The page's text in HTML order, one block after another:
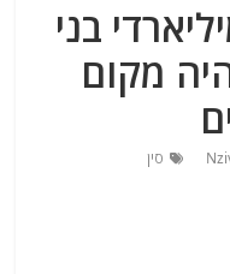
בני
מקום
סין